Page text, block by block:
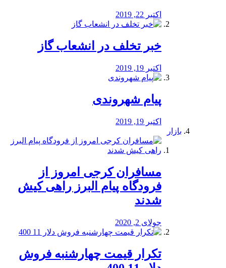
اکتبر 22, 2019
خبر تخلف در انشعاب گاز
اکتبر 19, 2019
پیام شهروندی
اکتبر 19, 2019
بازار
مسافران کرجی امروز از
فرودگاه پیام البرز راهی کیش
شدند
جولای 2, 2020
تکرار قیمت چهارشنبه فروش